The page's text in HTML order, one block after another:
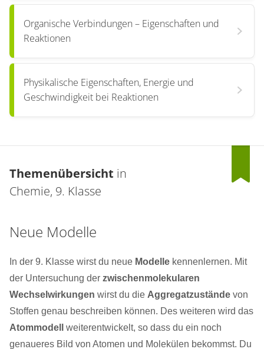
Organische Verbindungen – Eigenschaften und
Reaktionen
Physikalische Eigenschaften, Energie und
Geschwindigkeit bei Reaktionen
Themenübersicht in
Chemie, 9. Klasse
Neue Modelle
In der 9. Klasse wirst du neue Modelle kennenlernen. Mit
der Untersuchung der zwischenmolekularen
Wechselwirkungen wirst du die Aggregatzustände von
Stoffen genau beschreiben können. Des weiteren wird das
Atommodell
weiterentwickelt, so dass du ein noch
genaueres Bild von Atomen und Molekülen bekommst. Du